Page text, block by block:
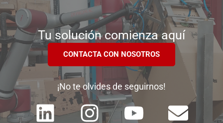
Tu solución comienza aquí
CONTACTA CON NOSOTROS
¡No te olvides de seguirnos!